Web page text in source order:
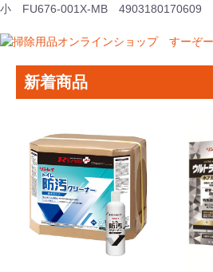
小 FU676-001X-MB 4903180170609
新着商品